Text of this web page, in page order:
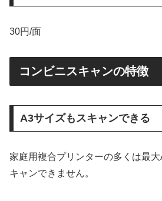
30円/面
コンビニスキャンの特徴
A3サイズもスキャンできる
家庭用複合プリンターの多くは最
キャンできません。